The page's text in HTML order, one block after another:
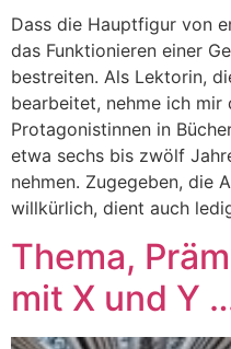
Dass die Hauptfigur von
das Funktionieren einer
bestreiten. Als Lektorin,
bearbeitet, nehme ich mir
Protagonistinnen in
etwa sechs bis zwölf
nehmen. Zugegeben, die
willkürlich, dient auch
Thema,
mit X und Y